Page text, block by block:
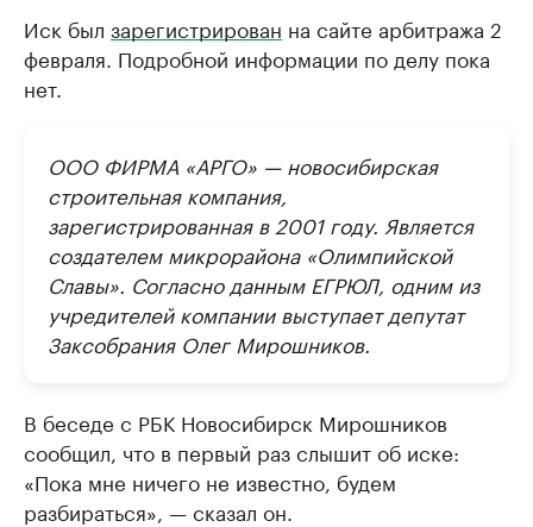
Иск был зарегистрирован на сайте арбитража 2
февраля. Подробной информации по делу пока
нет.
ООО ФИРМА «АРГО» — новосибирская
строительная компания,
зарегистрированная в 2001 году. Является
создателем микрорайона «Олимпийской
Славы». Согласно данным ЕГРЮЛ, одним из
учредителей компании выступает депутат
Заксобрания Олег Мирошников.
В беседе с РБК Новосибирск Мирошников
сообщил, что в первый раз слышит об иске:
«Пока мне ничего не известно, будем
разбираться», — сказал он.